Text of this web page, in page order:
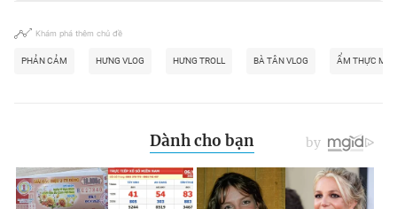
Khám phá thêm chủ đề
PHẢN CẢM HƯNG VLOG HƯNG TROLL BÀ TÂN VLOG ẨM THỰC MẸ